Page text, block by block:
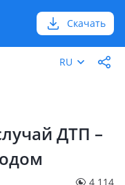
Скачать
RU
ДТП –
4 114